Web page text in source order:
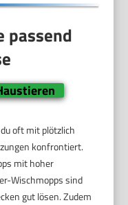
passend
oft mit plötzlich
konfrontiert.
mit hoher
Wischmopps sind
gut lösen. Zudem